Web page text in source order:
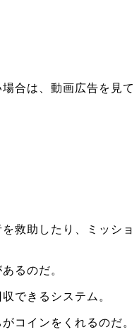
合は、動画広告を見て
救助したり、ミッショ
るのだ。
できるシステム。
コインをくれるのだ。